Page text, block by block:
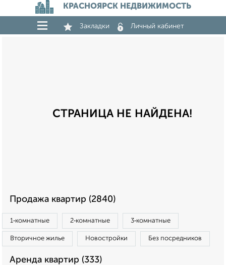
КРАСНОЯРСК НЕДВИЖИМОСТЬ
Закладки Личный кабинет
СТРАНИЦА НЕ НАЙДЕНА!
Продажа квартир (2840)
1‑комнатные 2‑комнатные 3‑комнатные
Вторичное жилье Новостройки Без посредников
Аренда квартир (333)